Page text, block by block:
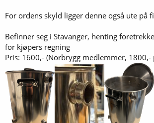
For ordens skyld ligger denne også ute på
Befinner seg i Stavanger, henting
for kjøpers regning
Pris: 1600,- (Norbrygg medlemmer, 1800,-